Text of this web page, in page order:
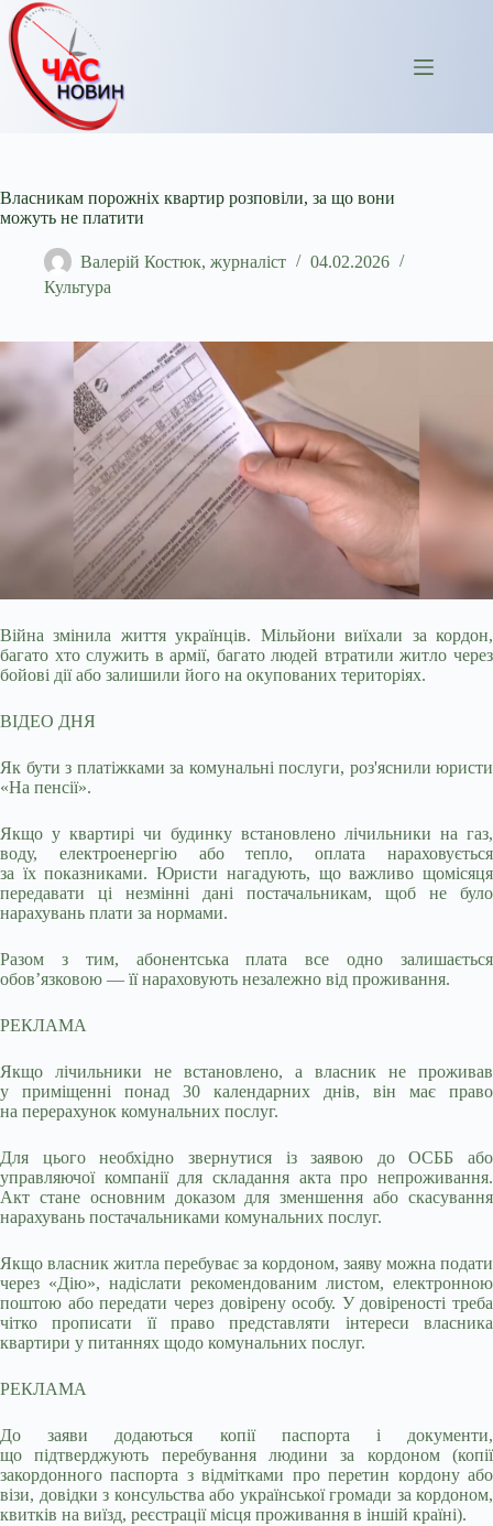
Перейти
до
вмісту
Власникам порожніх квартир розповіли, за що вони
можуть не платити
Валерій Костюк, журналіст
04.02.2026
Культура
Війна змінила життя українців. Мільйони виїхали за кордон,
багато хто служить в армії, багато людей втратили житло через
бойові дії або залишили його на окупованих територіях.
ВІДЕО ДНЯ
Як бути з платіжками за комунальні послуги, роз'яснили юристи
«На пенсії».
Якщо у квартирі чи будинку встановлено лічильники на газ,
воду, електроенергію або тепло, оплата нараховується
за їх показниками. Юристи нагадують, що важливо щомісяця
передавати ці незмінні дані постачальникам, щоб не було
нарахувань плати за нормами.
Разом з тим, абонентська плата все одно залишається
обов’язковою — її нараховують незалежно від проживання.
РЕКЛАМА
Якщо лічильники не встановлено, а власник не проживав
у приміщенні понад 30 календарних днів, він має право
на перерахунок комунальних послуг.
Для цього необхідно звернутися із заявою до ОСББ або
управляючої компанії для складання акта про непроживання.
Акт стане основним доказом для зменшення або скасування
нарахувань постачальниками комунальних послуг.
Якщо власник житла перебуває за кордоном, заяву можна подати
через «Дію», надіслати рекомендованим листом, електронною
поштою або передати через довірену особу. У довіреності треба
чітко прописати її право представляти інтереси власника
квартири у питаннях щодо комунальних послуг.
РЕКЛАМА
До заяви додаються копії паспорта і документи,
що підтверджують перебування людини за кордоном (копії
закордонного паспорта з відмітками про перетин кордону або
візи, довідки з консульства або української громади за кордоном,
квитків на виїзд, реєстрації місця проживання в іншій країні).